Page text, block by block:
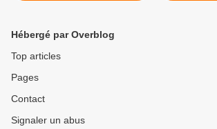
Hébergé par Overblog
Top articles
Pages
Contact
Signaler un abus